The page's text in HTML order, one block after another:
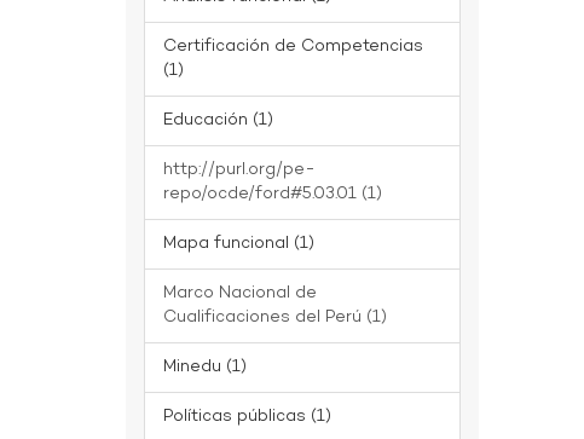
Certificación de Competencias
(1)
Educación (1)
http://purl.org/pe-
repo/ocde/ford#5.03.01 (1)
Mapa funcional (1)
Marco Nacional de
Cualificaciones del Perú (1)
Minedu (1)
Políticas públicas (1)